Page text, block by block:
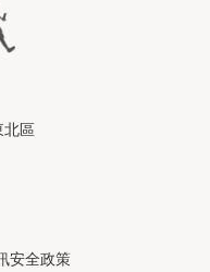
北區
安全政策